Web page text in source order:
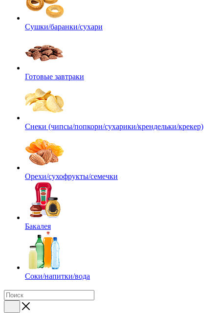
Сушки/баранки/сухари
Готовые завтраки
Снеки (чипсы/попкорн/сухарики/крендельки/крекер)
Орехи/сухофрукты/семечки
Бакалея
Соки/напитки/вода